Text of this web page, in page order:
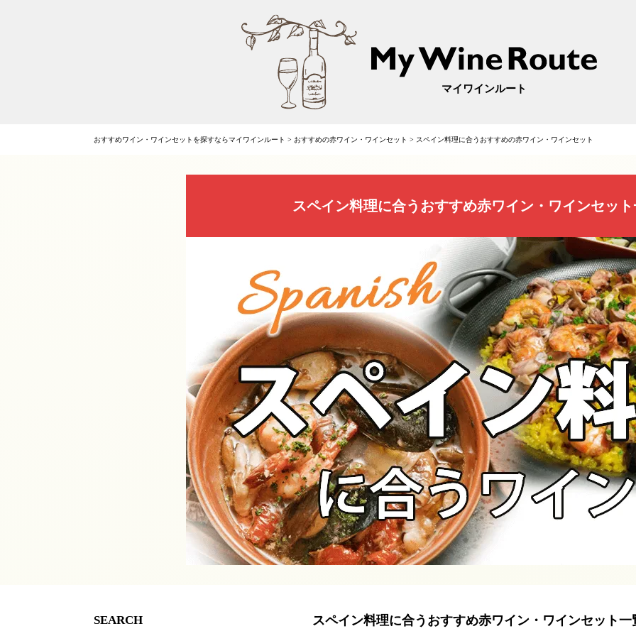
マイワインルート
おすすめワイン・ワインセットを探すならマイワインルート > おすすめの赤ワイン・ワインセット > スペイン料理に合うおすすめの赤ワイン・ワインセット
スペイン料理に合うおすすめ赤ワイン・ワインセッ
SEARCH スペイン料理に合うおすすめ赤ワイン・ワインセット一